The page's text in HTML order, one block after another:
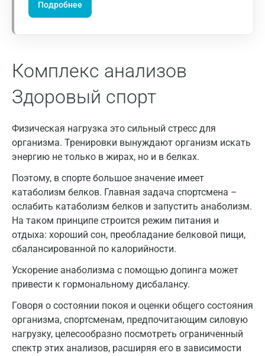
Подробнее
Комплекс анализов
Здоровый спорт
Физическая нагрузка это сильный стресс для
организма. Тренировки вынуждают организм искать
энергию не только в жирах, но и в белках.
Поэтому, в спорте большое значение имеет
катаболизм белков. Главная задача спортсмена –
ослабить катаболизм белков и запустить анаболизм.
На таком принципе строится режим питания и
отдыха: хороший сон, преобладание белковой пищи,
сбалансированной по калорийности.
Ускорение анаболизма с помощью допинга может
привести к гормональному дисбалансу.
Говоря о состоянии покоя и оценки общего состояния
организма, спортсменам, предпочитающим силовую
нагрузку, целесообразно посмотреть ограниченный
спектр этих анализов, расширяя его в зависимости
Санкт-Петербург
Нижний Новгород
Альметьевск
Апрелевка
Армавир
Астрахань
Балашиха
Барнаул
Брянск
Видное
Владимир